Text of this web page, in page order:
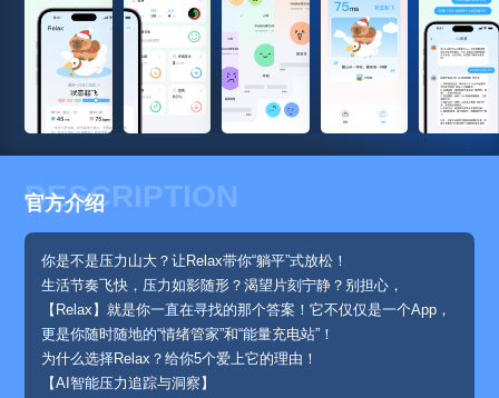
DESCRIPTION
官方介绍
你是不是压力山大？让Relax带你“躺平”式放松！
生活节奏飞快，压力如影随形？渴望片刻宁静？别担心，
【Relax】就是你一直在寻找的那个答案！它不仅仅是一个App，
更是你随时随地的“情绪管家”和“能量充电站”！
为什么选择Relax？给你5个爱上它的理由！
【AI智能压力追踪与洞察】